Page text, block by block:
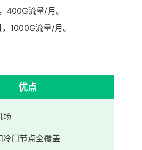
400G流量/月。
1000G流量/月。
优点
场
冷门节点全覆盖